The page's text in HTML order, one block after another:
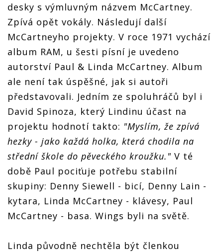
desky s výmluvným názvem McCartney.
Zpívá opět vokály. Následují další
McCartneyho projekty. V roce 1971 vychází
album RAM, u šesti písní je uvedeno
autorství Paul & Linda McCartney. Album
ale není tak úspěšné, jak si autoři
představovali. Jedním ze spoluhráčů byl i
David Spinoza, který Lindinu účast na
projektu hodnotí takto: "Myslím, že zpívá
hezky - jako každá holka, která chodila na
střední škole do pěveckého kroužku." V té
době Paul pociťuje potřebu stabilní
skupiny: Denny Siewell - bicí, Denny Lain -
kytara, Linda McCartney - klávesy, Paul
McCartney - basa. Wings byli na světě.
Linda původně nechtěla být členkou